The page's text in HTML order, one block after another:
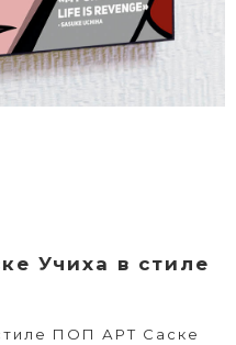
Учиха в стиле
ПОП АРТ Саске